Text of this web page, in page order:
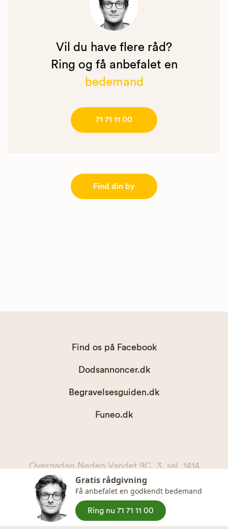
Vil du have flere råd?
Ring og få anbefalet en
bedemand
71 71 11 00
Find din by
Find os på Facebook
Dodsannoncer.dk
Begravelsesguiden.dk
Funeo.dk
Overgaden Neden Vandet 9C, 3. sal, 1414
København K
kontakt@begravelsesguiden.dk, telefon 71 71 11 00
CVR. 36065567
Gratis rådgivning
Få anbefalet en godkendt bedemand
Ring nu 71 71 11 00